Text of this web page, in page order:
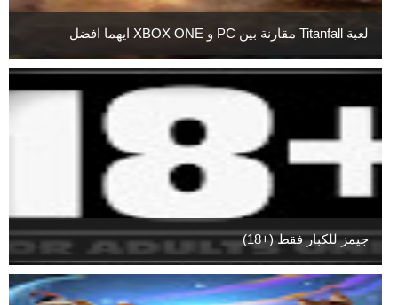
لعبة Titanfall مقارنة بين PC و XBOX ONE ايهما افضل
جيمز للكبار فقط (+18)